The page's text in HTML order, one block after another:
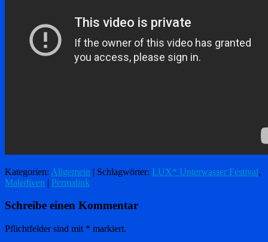
Kategorien: Allgemein | Schlagwörter: LUX* Unterwasser Festival,
Malediven | Permalink
Schreibe einen Kommentar
Pflichtfelder sind mit * markiert.